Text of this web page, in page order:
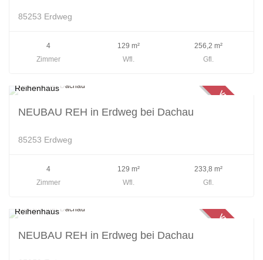
85253 Erdweg
4
Zimmer
129 m²
Wfl.
256,2 m²
Gfl.
VERKAUFT
Reihenhaus
NEUBAU REH in Erdweg bei Dachau
85253 Erdweg
4
Zimmer
129 m²
Wfl.
233,8 m²
Gfl.
VERKAUFT
Reihenhaus
NEUBAU REH in Erdweg bei Dachau